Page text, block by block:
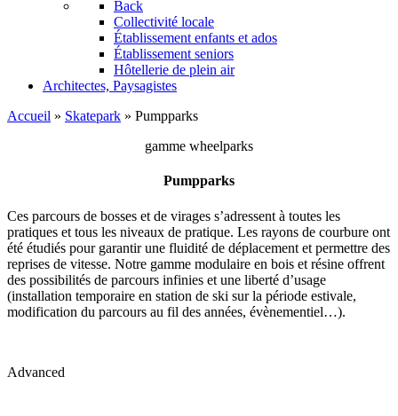
Back
Collectivité locale
Établissement enfants et ados
Établissement seniors
Hôtellerie de plein air
Architectes, Paysagistes
Accueil » Skatepark » Pumpparks
gamme wheelparks
Pumpparks
Ces parcours de bosses et de virages s’adressent à toutes les
pratiques et tous les niveaux de pratique. Les rayons de courbure ont
été étudiés pour garantir une fluidité de déplacement et permettre des
reprises de vitesse. Notre gamme modulaire en bois et résine offrent
des possibilités de parcours infinies et une liberté d’usage
(installation temporaire en station de ski sur la période estivale,
modification du parcours au fil des années, évènementiel…).
Advanced